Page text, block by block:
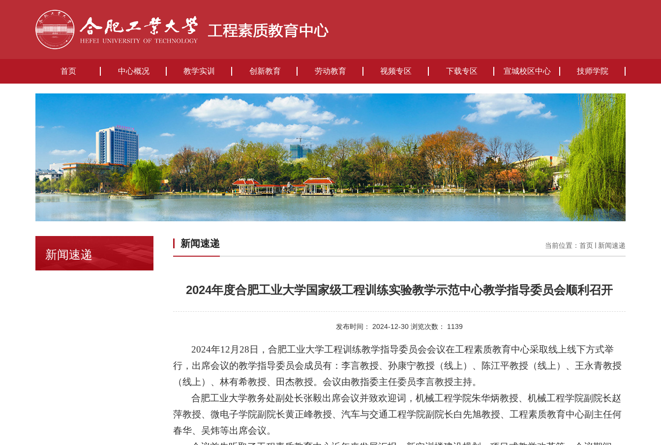
首页 中心概况 教学实训 创新教育 劳动教育 视频专区 下载专区 宣城校区中心 技师学院
新闻速递
新闻速递 当前位置： 首页 新闻速递
2024年度合肥工业大学国家级工程训练实验教学示范中心教学指导委员会顺利召开
发布时间： 2024-12-30 浏览次数： 1139
2024年12 月 28 日，合肥工业大学工程训练教学指导委员会会议在工程素质教育中心采取线上线下方式举
行，出席会议的教学指导委员会成员有：李言教授、 孙康宁教授（线上）、 陈江平教授 （线上）、 王永青教授
（线上）、 林有希教授、田杰教授。会议由教指委主任委员李言教授主持。
合肥工业大学教务处副处长张毅出席会议并致欢迎词， 机械工程学院朱华炳教授、机械工程学院副院长赵
萍教授、微电子学院副院长黄正峰教授、汽车与交通工程学院副院长白先旭教授、工程素质教育中心副主任何
春华、吴炜等出席会议。